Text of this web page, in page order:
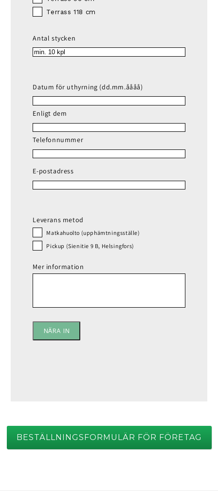
Terrass 118 cm
Antal stycken
Datum för uthyrning (dd.mm.åååå)
Enligt dem
Telefonnummer
E-postadress
Leverans metod
Matkahuolto (upphämtningsställe)
Pickup (Sienitie 9 B, Helsingfors)
Mer information
NÄRA IN
BESTÄLLNINGSFORMULÄR FÖR FÖRETAG